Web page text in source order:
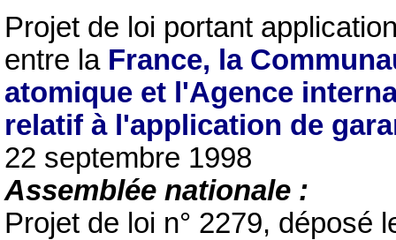
Projet de loi portant
entre la France, la
atomique et l'Agence
relatif à l'application de
22 septembre 1998
Assemblée nationale :
Projet de loi n° 2279, déposé